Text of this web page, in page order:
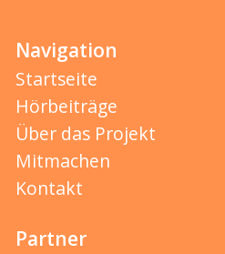
Navigation
Startseite
Hörbeiträge
Über das Projekt
Mitmachen
Kontakt
Partner